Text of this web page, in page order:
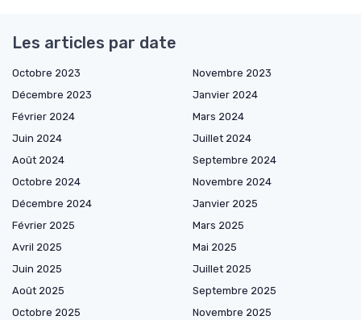
Les articles par date
Octobre 2023
Novembre 2023
Décembre 2023
Janvier 2024
Février 2024
Mars 2024
Juin 2024
Juillet 2024
Août 2024
Septembre 2024
Octobre 2024
Novembre 2024
Décembre 2024
Janvier 2025
Février 2025
Mars 2025
Avril 2025
Mai 2025
Juin 2025
Juillet 2025
Août 2025
Septembre 2025
Octobre 2025
Novembre 2025